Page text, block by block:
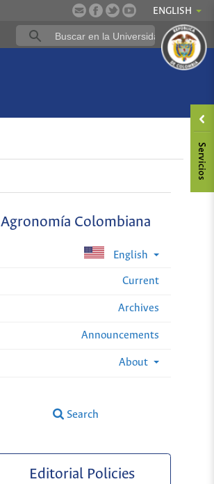
ENGLISH
Agronomía Colombiana
English
Current
Archives
Announcements
About
Search
Editorial Policies